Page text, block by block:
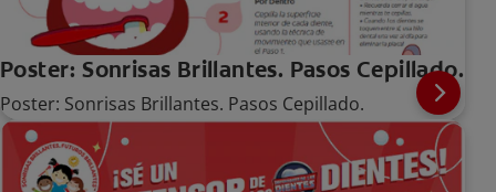
Poster: Sonrisas Brillantes. Pasos Cepillado.
Poster: Sonrisas Brillantes. Pasos Cepillado.